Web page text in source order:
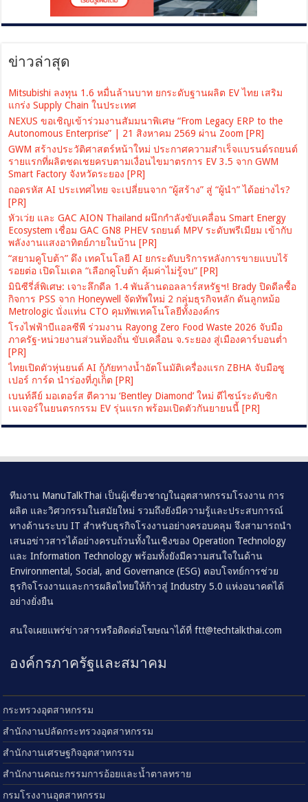
ข่าวล่าสุด
Mitsubishi ลงทุน 1.6 หมื่นล้านบาท ยกระดับฐานผลิต EV ไทย เสริม
แกร่ง Supply Chain ในประเทศ
NEXUS ขอเชิญเข้าร่วมงานสัมมนาพิเศษ “From Legacy ERP to the
Autonomous Enterprise” | 21 สิงหาคม 2569 ผ่าน Zoom [PR]
GWM สร้างประวัติศาสตร์หน้าใหม่ ประกาศความสำเร็จแบรนด์รถยนต์
รายแรกที่ผลิตชดเชยครบตามเงื่อนไขมาตรการ EV 3.5 จาก GWM
Smart Factory จังหวัดระยอง [PR]
ถอดรหัส AI ประเทศไทย จะเปลี่ยนจาก “ผู้สร้าง” สู่ “ผู้นำ” ได้อย่างไร?
[PR]
หัวเว่ย และ GAC AION Thailand ผนึกกำลังขับเคลื่อน Smart Energy
Ecosystem เชื่อม GAC GN8 PHEV รถยนต์ MPV ระดับพรีเมียม เข้ากับ
พลังงานแสงอาทิตย์ภายในบ้าน [PR]
“สยามคูโบต้า” ดึง เทคโนโลยี AI ยกระดับบริการหลังการขายแบบไร้
รอยต่อ เปิดโมเดล “เลือกคูโบต้า คุ้มค่าไม่รู้จบ” [PR]
มินิซีรี่ส์พิเศษ: เจาะลึกดีล 1.4 พันล้านดอลลาร์สหรัฐฯ! Brady ปิดดีลซื้อ
กิจการ PSS จาก Honeywell จัดทัพใหม่ 2 กลุ่มธุรกิจหลัก ดันลูกหม้อ
Metrologic นั่งแท่น CTO คุมทัพเทคโนโลยีทั้งองค์กร
โรงไฟฟ้าบีแอลซีพี ร่วมงาน Rayong Zero Food Waste 2026 จับมือ
ภาครัฐ-หน่วยงานส่วนท้องถิ่น ขับเคลื่อน จ.ระยอง สู่เมืองคาร์บอนต่ำ
[PR]
ไทยเปิดตัวหุ่นยนต์ AI กู้ภัยทางน้ำอัตโนมัติเครื่องแรก ZBHA จับมือซู
เปอร์ การ์ด นำร่องที่ภูเก็ต [PR]
เบนท์ลีย์ มอเตอร์ส ตีความ ‘Bentley Diamond’ ใหม่ ดีไซน์ระดับซิก
เนเจอร์ในยนตรกรรม EV รุ่นแรก พร้อมเปิดตัวกันยายนนี้ [PR]
ทีมงาน ManuTalkThai เป็นผู้เชี่ยวชาญในอุตสาหกรรมโรงงาน การ
ผลิต และวิศวกรรมในสมัยใหม่ รวมถึงยังมีความรู้และประสบการณ์
ทางด้านระบบ IT สำหรับธุรกิจโรงงานอย่างครอบคลุม จึงสามารถนำ
เสนอข่าวสารได้อย่างครบถ้วนทั้งในเชิงของ Operation Technology
และ Information Technology พร้อมทั้งยังมีความสนใจในด้าน
Environmental, Social, and Governance (ESG) ตอบโจทย์การช่วย
ธุรกิจโรงงานและการผลิตไทยให้ก้าวสู่ Industry 5.0 แห่งอนาคตได้
อย่างยั่งยืน
สนใจเผยแพร่ข่าวสารหรือติดต่อโฆษณาได้ที่ftt@techtalkthai.com
องค์กรภาครัฐและสมาคม
กระทรวงอุตสาหกรรม
สำนักงานปลัดกระทรวงอุตสาหกรรม
สำนักงานเศรษฐกิจอุตสาหกรรม
สำนักงานคณะกรรมการอ้อยและน้ำตาลทราย
กรมโรงงานอุตสาหกรรม